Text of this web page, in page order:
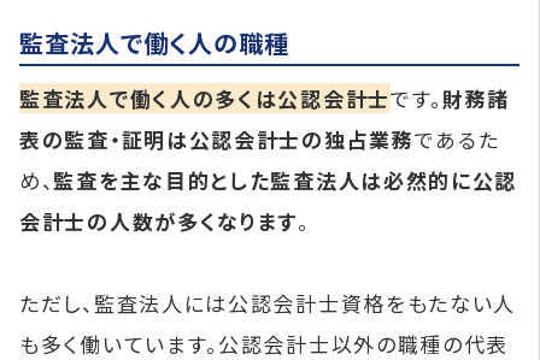
監査法人で働く人の職種
監査法人で働く人の多くは公認会計士です。 財務諸
表の監査・証明は公認会計士の独占業務であるた
め、監査を主な目的とした監査法人は必然的に公認
会計士の人数が多くなります。
ただし、監査法人には公認会計士資格をもたない人
も多く働いています。公認会計士以外の職種の代表